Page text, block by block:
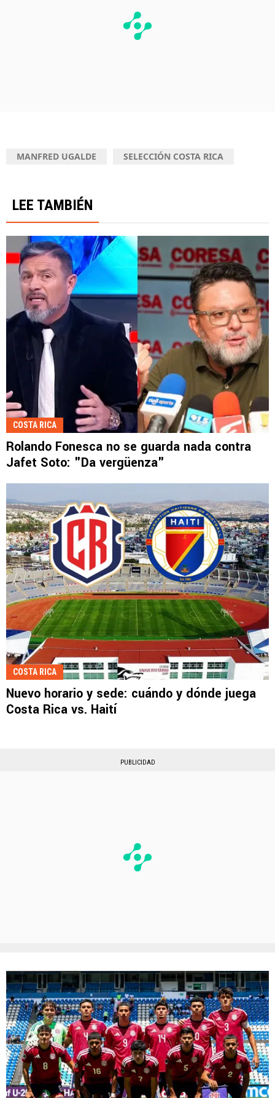
MANFRED UGALDE SELECCIÓN COSTA RICA
LEE TAMBIÉN
COSTA RICA
Rolando Fonesca no se guarda nada contra
Jafet Soto: "Da vergüenza"
COSTA RICA
Nuevo horario y sede: cuándo y dónde juega
Costa Rica vs. Haití
PUBLICIDAD